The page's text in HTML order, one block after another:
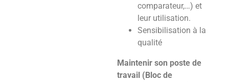
comparateur,…) et
leur utilisation.
Sensibilisation à la
qualité
Maintenir son poste de
travail (Bloc de